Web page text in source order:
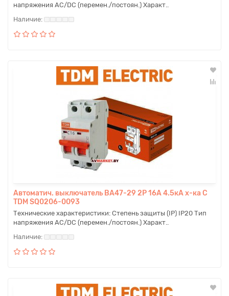
напряжения AC/DC (перемен./постоян.) Характ..
Автоматич. выключатель ВА47-29 2P 16A 4.5кА х-ка С
TDM SQ0206-0093
Технические характеристики: Степень защиты (IP) IP20 Тип
напряжения AC/DC (перемен./постоян.) Характ..